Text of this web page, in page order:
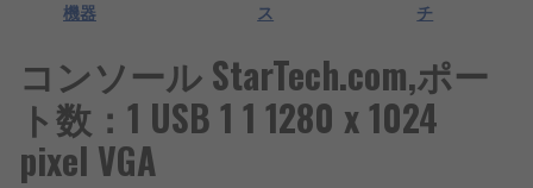
機器
ス
チ
コンソール StarTech.com,ポー
ト数：1 USB 1 1 1280 x 1024
pixel VGA